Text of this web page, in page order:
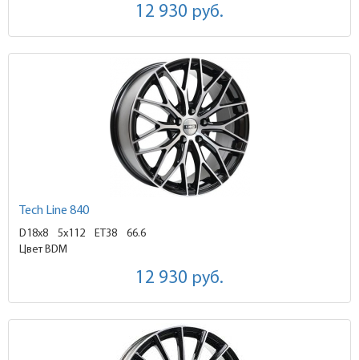
12 930 руб.
Tech Line 840
D18x8 5x112 ET38
66.6
Цвет BDM
12 930 руб.